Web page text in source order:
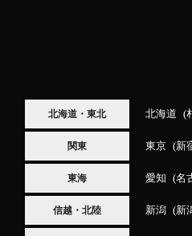
北海道・東北 北海道
関東 東京 新
東海 愛知 名
信越・北陸 新潟 新